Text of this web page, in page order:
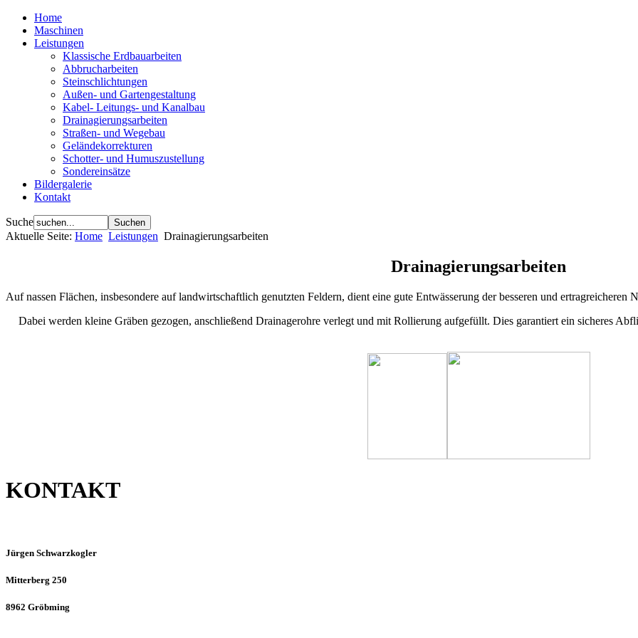
Home
Maschinen
Leistungen
Klassische Erdbauarbeiten
Abbrucharbeiten
Steinschlichtungen
Außen- und Gartengestaltung
Kabel- Leitungs- und Kanalbau
Drainagierungsarbeiten
Straßen- und Wegebau
Geländekorrekturen
Schotter- und Humuszustellung
Sondereinsätze
Bildergalerie
Kontakt
Suche
Aktuelle Seite: Home Leistungen Drainagierungsarbeiten
Drainagierungsarbeiten
Auf nassen Flächen, insbesondere auf landwirtschaftlich genutzten Feldern, dient eine gute Entwässerung der besseren und ertragreicheren
Dabei werden kleine Gräben gezogen, anschließend Drainagerohre verlegt und mit Rollierung aufgefüllt. Dies garantiert ein sicheres
KONTAKT
Jürgen Schwarzkogler
Mitterberg 250
8962 Gröbming